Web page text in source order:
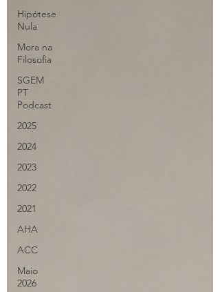
Hipótese
Nula
Mora na
Filosofia
SGEM
PT
Podcast
2025
2024
2023
2022
2021
AHA
ACC
Maio
2026